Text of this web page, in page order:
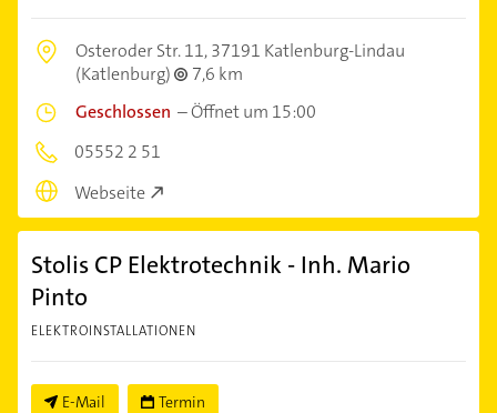
Osteroder Str. 11,37191 Katlenburg-Lindau
(Katlenburg)
7,6 km
Geschlossen –Öffnet um 15:00
05552 2 51
Webseite
Stolis CP Elektrotechnik - Inh. Mario
Pinto
ELEKTROINSTALLATIONEN
E-Mail Termin